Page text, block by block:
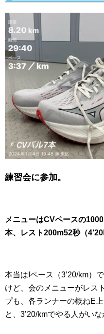
練習会に参加。
メニューはCVペースの
本、レスト200m52秒（
本当はIペース（3’20/km）
けど、会のメニューがレス
プも、各ランナーの概ねE
と、3’20/kmでやる人がいな